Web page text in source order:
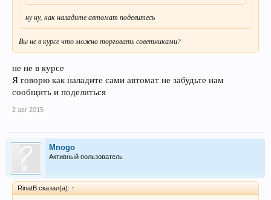
ну ну, как наладите автомат поделитесь
Вы не в курсе что можно торговать советниками?
не не в курсе
Я говорю как наладите сами автомат не забудьте нам
сообщить и поделиться
2 авг 2015
Mnogo
Активный пользователь
RinatB сказал(а): ↑